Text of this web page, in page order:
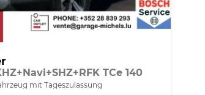
TCe 140
mit Tageszulassung